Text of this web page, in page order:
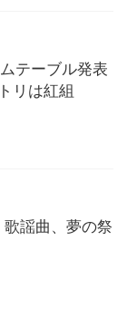
テーブル発表
リは紅組
謡曲、夢の祭